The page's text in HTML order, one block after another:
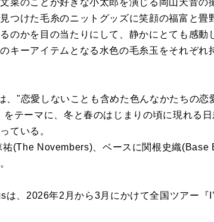
文菜のことが好きな小太郎 を演じる岡山天音の
つけた毛糸のニットグッズに笑顔の福富と畳
のかを 目 の当た りにして、静かにとても感
のキーアイテムとなる水色の毛糸玉 をそれぞれ
、"恋愛しないことも含めた色んなかたちの恋
をテーマに、 冬 と春のはじまりの頃に現れる日
ている。
(The Novembers)、ベースに関根史織(Base
は、 2026年2月から3月にかけて全国ツアー『